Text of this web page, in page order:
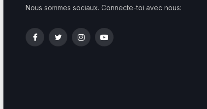
Nous sommes sociaux. Connecte-toi avec nous:
FacebookTwitterInstagramYouTube